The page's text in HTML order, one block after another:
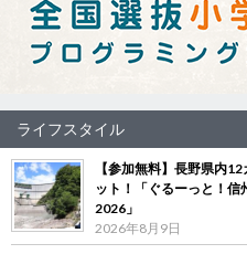
ライフスタイル
【参加無料】長野県内
ット！「ぐるーっと！
2026」
2026年8月9日